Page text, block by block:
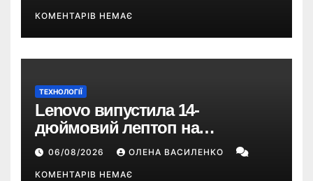
КОМЕНТАРІВ НЕМАЄ
ТЕХНОЛОГІЇ
Lenovo випустила 14-
дюймовий лептоп на
Snapdragon X2 з автономністю
понад 33 години
06/08/2026 ОЛЕНА ВАСИЛЕНКО
КОМЕНТАРІВ НЕМАЄ